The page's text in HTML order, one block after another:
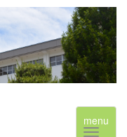
menu